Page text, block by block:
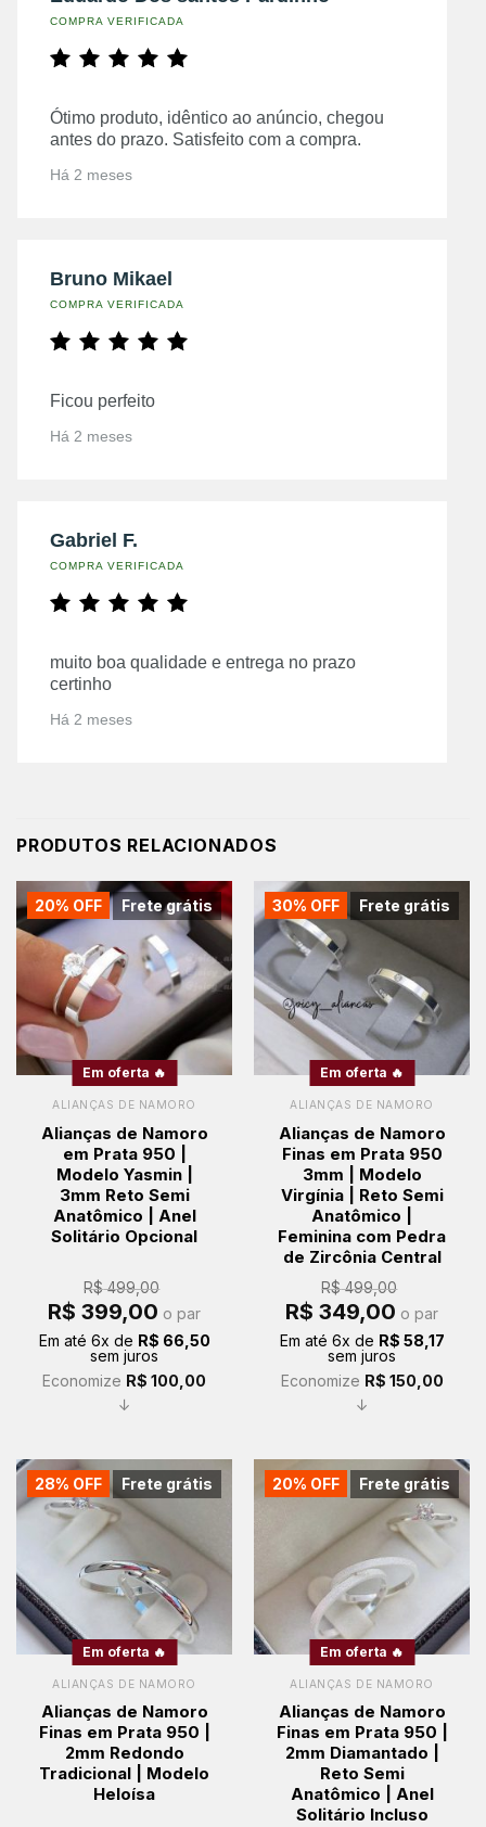
COMPRA VERIFICADA
Ótimo produto, idêntico ao anúncio, chegou
antes do prazo. Satisfeito com a compra.
Há 2 meses
Bruno Mikael
COMPRA VERIFICADA
Ficou perfeito
Há 2 meses
Gabriel F.
COMPRA VERIFICADA
muito boa qualidade e entrega no prazo
certinho
Há 2 meses
PRODUTOS RELACIONADOS
Frete grátis
20% OFF
Em oferta 🔥
ALIANÇAS DE NAMORO
Alianças de Namoro
em Prata 950 |
Modelo Yasmin |
3mm Reto Semi
Anatômico | Anel
Solitário Opcional
R$499,00
O
preço
era:
R$ 499,00.
R$ 399,00 preço
é:
o par
Em até 6x de R$ 66,50
sem juros
Economize R$ 100,00
↓
Frete grátis
30% OFF
Em oferta 🔥
ALIANÇAS DE NAMORO
Alianças de Namoro
Finas em Prata 950
3mm | Modelo
Virgínia | Reto Semi
Anatômico |
Feminina com Pedra
de Zircônia Central
R$499,00
O
preço
era:
R$ 499,00.
R$ 349,00 preço
é:
o par
Em até 6x de R$ 58,17
sem juros
Economize R$ 150,00
↓
Frete grátis
28% OFF
Em oferta 🔥
ALIANÇAS DE NAMORO
Alianças de Namoro
Finas em Prata 950 |
2mm Redondo
Tradicional | Modelo
Heloísa
Frete grátis
20% OFF
Em oferta 🔥
ALIANÇAS DE NAMORO
Alianças de Namoro
Finas em Prata 950 |
2mm Diamantado |
Reto Semi
Anatômico | Anel
Solitário Incluso